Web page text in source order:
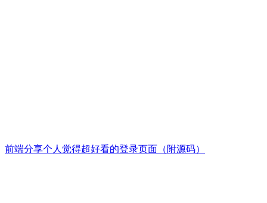
前端分享个人觉得超好看的登录页面（附源码）